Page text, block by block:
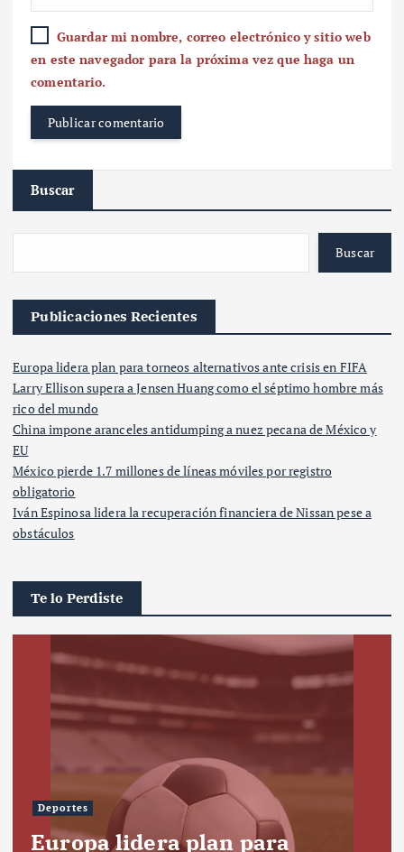
Guardar mi nombre, correo electrónico y sitio web
en este navegador para la próxima vez que haga un
comentario.
Buscar
Buscar
Publicaciones Recientes
Europa lidera plan para torneos alternativos ante crisis en FIFA
Larry Ellison supera a Jensen Huang como el séptimo hombre más
rico del mundo
China impone aranceles antidumping a nuez pecana de México y
EU
México pierde 1.7 millones de líneas móviles por registro
obligatorio
Iván Espinosa lidera la recuperación financiera de Nissan pese a
obstáculos
Te lo Perdiste
Deportes
Europa lidera plan para